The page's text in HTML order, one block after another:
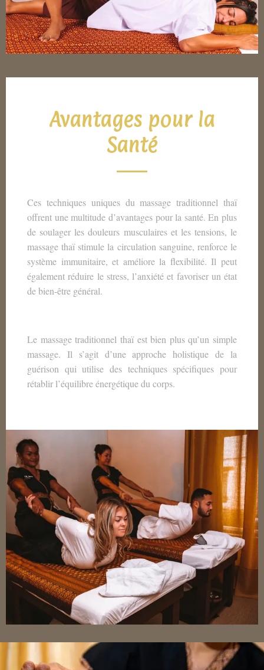
Avantages pour la
Santé
Ces techniques uniques du massage traditionnel thaï
offrent une multitude d’avantages pour la santé. En plus
de soulager les douleurs musculaires et les tensions, le
massage thaï stimule la circulation sanguine, renforce le
système immunitaire, et améliore la flexibilité. Il peut
également réduire le stress, l’anxiété et favoriser un état
de bien-être général.
Le massage traditionnel thaï est bien plus qu’un simple
massage. Il s’agit d’une approche holistique de la
guérison qui utilise des techniques spécifiques pour
rétablir l’équilibre énergétique du corps.